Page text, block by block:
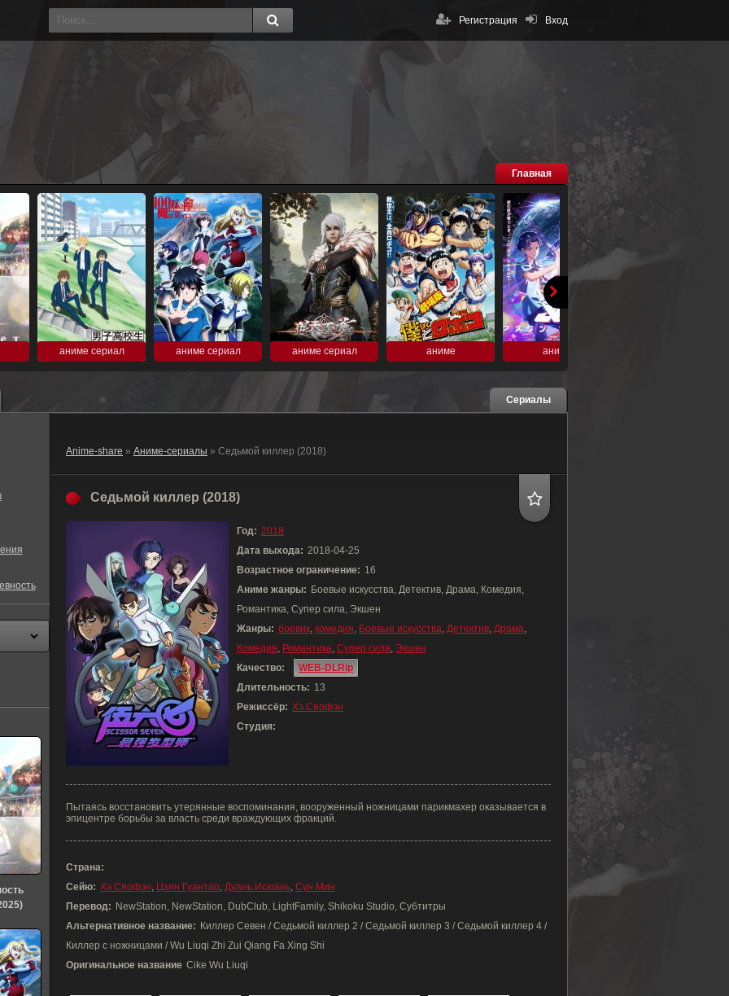
Вход
Регистрация
Главная
аниме сериал аниме сериал аниме сериал аниме аниме
Сериалы
Anime-share » Аниме-сериалы » Седьмой киллер (2018)
Седьмой киллер (2018)
Год: 2018
Дата выхода: 2018-04-25
Возрастное ограничение: 16
Аниме жанры: Боевые искусства, Детектив, Драма, Комедия,
Романтика, Супер сила, Экшен
Жанры: боевик, комедия, Боевые искусства, Детектив, Драма,
Комедия, Романтика, Супер сила, Экшен
Качество:
WEB-DLRip
Длительность: 13
Режиссёр: Хэ Сяофэн
Студия:
Пытаясь восстановить утерянные воспоминания, вооруженный ножницами парикмахер оказывается в
эпицентре борьбы за власть среди враждующих фракций.
Страна:
Сейю: Хэ Сяофэн, Цзян Гуантао, Дуань Исюань, Сун Мин
Перевод: NewStation, NewStation, DubClub, LightFamily, Shikoku Studio, Субтитры
Альтернативное название: Киллер Севен / Седьмой киллер 2 / Седьмой киллер 3 / Седьмой киллер 4 /
Киллер с ножницами / Wu Liuqi Zhi Zui Qiang Fa Xing Shi
Оригинальное название Cike Wu Liuqi